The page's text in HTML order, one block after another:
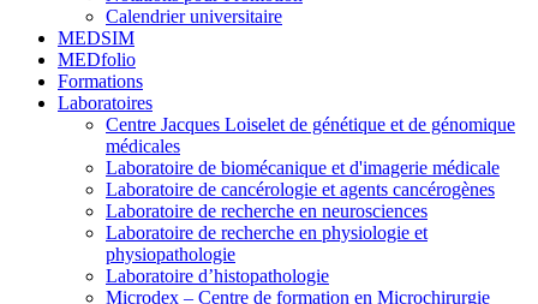
Calendrier universitaire
MEDSIM
MEDfolio
Formations
Laboratoires
Centre Jacques Loiselet de génétique et de génomique
médicales
Laboratoire de biomécanique et d'imagerie médicale
Laboratoire de cancérologie et agents cancérogènes
Laboratoire de recherche en neurosciences
Laboratoire de recherche en physiologie et
physiopathologie
Laboratoire d’histopathologie
Microdex – Centre de formation en Microchirurgie